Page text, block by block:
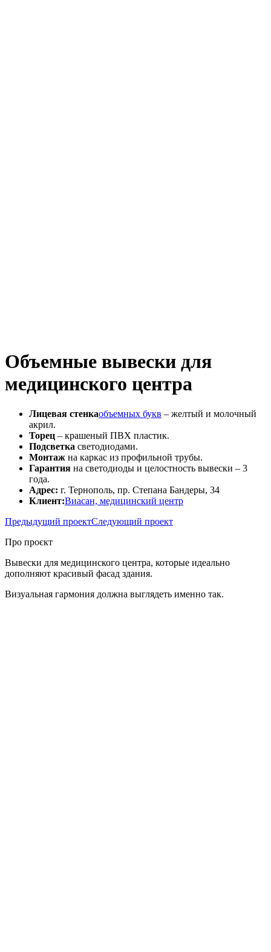
Объемные вывески для
медицинского центра
Лицевая стенкаобъемных букв – желтый и молочный
акрил.
Торец – крашеный ПВХ пластик.
Подсветка светодиодами.
Монтаж на каркас из профильной трубы.
Гарантия на светодиоды и целостность вывески – 3
года.
Адрес: г. Тернополь, пр. Степана Бандеры, 34
Клиент:Виасан, медицинский центр
Предыдущий проектСледующий проект
Про проєкт
Вывески для медицинского центра, которые идеально
дополняют красивый фасад здания.
Визуальная гармония должна выглядеть именно так.